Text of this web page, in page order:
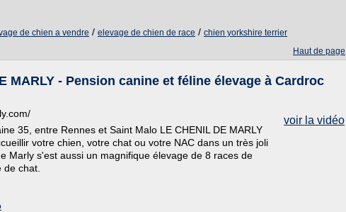
de chien a vendre / elevage de chien de race / chien yorkshire terrier
Haut de page
MARLY - Pension canine et féline élevage à Cardroc
voir la vidéo
35, entre Rennes et Saint Malo LE CHENIL DE MARLY
votre chien, votre chat ou votre NAC dans un très joli
Marly s'est aussi un magnifique élevage de 8 races de
chat.